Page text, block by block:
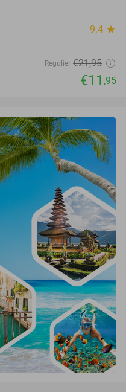
9.4 star
Regulier €21,95
€11 ,95